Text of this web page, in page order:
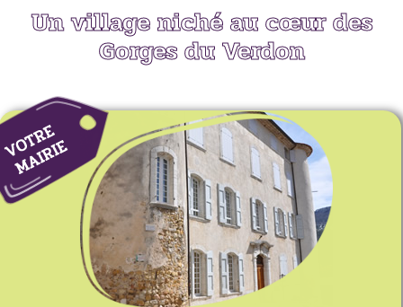
Un village niché au cœur des
Gorges du Verdon